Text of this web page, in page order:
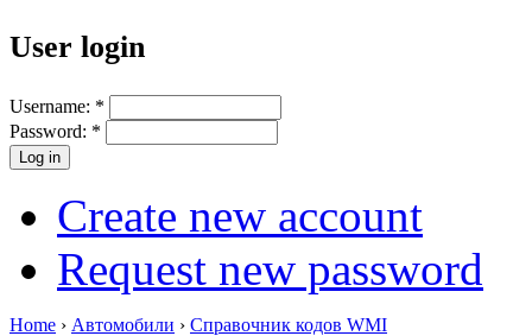
User login
Username: *
Password: *
Create new account
Request new password
Home › Автомобили › Справочник кодов WMI